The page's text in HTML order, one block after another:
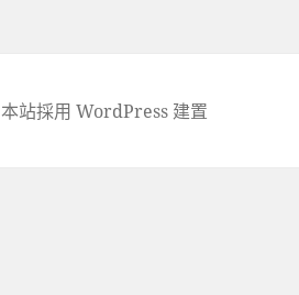
本站採用 WordPress 建置